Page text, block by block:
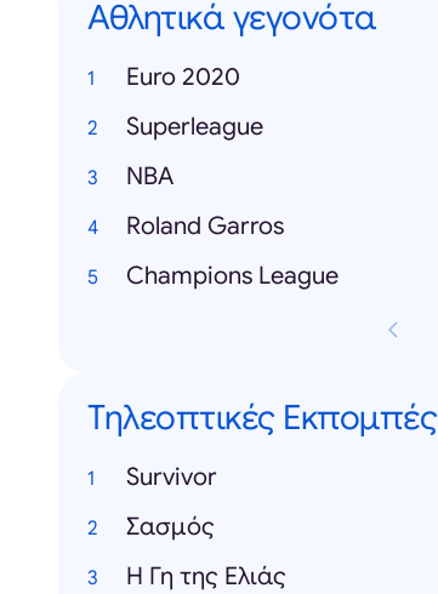
Αθλητικά γεγονότα
Euro 2020
Superleague
NBA
Roland Garros
Champions League
Τηλεοπτικές Εκπομπές
Survivor
Σασμός
H Γη της Ελιάς